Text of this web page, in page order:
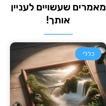
מאמרים שעשויים לעניין
אותך!
כללי